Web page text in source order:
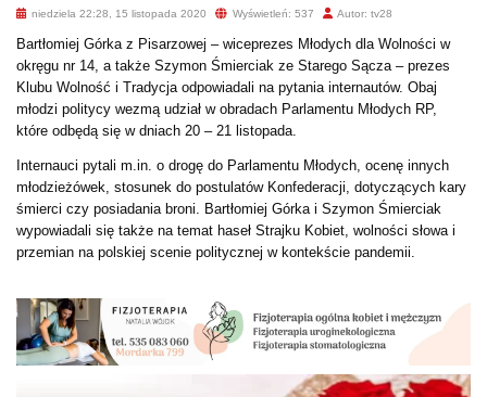
niedziela 22:28, 15 listopada 2020 Wyświetleń: 537 Autor: tv28
Bartłomiej Górka z Pisarzowej – wiceprezes Młodych dla Wolności w
okręgu nr 14, a także Szymon Śmierciak ze Starego Sącza – prezes
Klubu Wolność i Tradycja odpowiadali na pytania internautów. Obaj
młodzi politycy wezmą udział w obradach Parlamentu Młodych RP,
które odbędą się w dniach 20 – 21 listopada.
Internauci pytali m.in. o drogę do Parlamentu Młodych, ocenę innych
młodzieżówek, stosunek do postulatów Konfederacji, dotyczących kary
śmierci czy posiadania broni. Bartłomiej Górka i Szymon Śmierciak
wypowiadali się także na temat haseł Strajku Kobiet, wolności słowa i
przemian na polskiej scenie politycznej w kontekście pandemii.